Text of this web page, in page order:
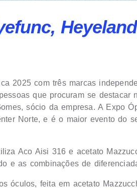
2025 com três marcas
que procuram se destacar
sócio da empresa. A Expo
Norte, e é o maior evento do
Aco Aisi 316 e acetato
e as combinações de
óculos, feita em acetato